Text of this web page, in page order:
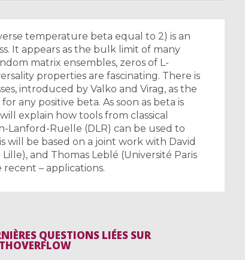
temperature beta equal to 2) is an
It appears as the bulk limit of many
matrix ensembles, zeros of L-
properties are fascinating. There is
introduced by Valko and Virag, as the
any positive beta. As soon as beta is
explain how tools from classical
Lanford-Ruelle (DLR) can be used to
be based on a joint work with David
and Thomas Leblé (Université Paris
– applications.
QUESTIONS LIÉES SUR